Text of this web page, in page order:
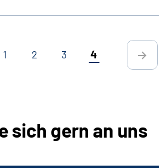
1 2 3 4
sich gern an uns